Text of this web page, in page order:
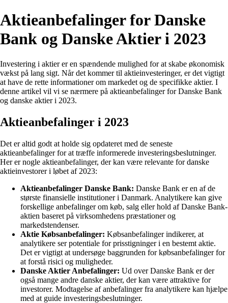
Aktieanbefalinger for Danske
Bank og Danske Aktier i 2023
Investering i aktier er en spændende mulighed for at skabe økonomisk
vækst på lang sigt. Når det kommer til aktieinvesteringer, er det vigtigt
at have de rette informationer om markedet og de specifikke aktier. I
denne artikel vil vi se nærmere på aktieanbefalinger for Danske Bank
og danske aktier i 2023.
Aktieanbefalinger i 2023
Det er altid godt at holde sig opdateret med de seneste
aktieanbefalinger for at træffe informerede investeringsbeslutninger.
Her er nogle aktieanbefalinger, der kan være relevante for danske
aktieinvestorer i løbet af 2023:
Aktieanbefalinger Danske Bank: Danske Bank er en af de
største finansielle institutioner i Danmark. Analytikere kan give
forskellige anbefalinger om køb, salg eller hold af Danske Bank-
aktien baseret på virksomhedens præstationer og
markedstendenser.
Aktie Købsanbefalinger: Købsanbefalinger indikerer, at
analytikere ser potentiale for prisstigninger i en bestemt aktie.
Det er vigtigt at undersøge baggrunden for købsanbefalinger for
at forstå risici og muligheder.
Danske Aktier Anbefalinger: Ud over Danske Bank er der
også mange andre danske aktier, der kan være attraktive for
investorer. Modtagelse af anbefalinger fra analytikere kan hjælpe
med at guide investeringsbeslutninger.